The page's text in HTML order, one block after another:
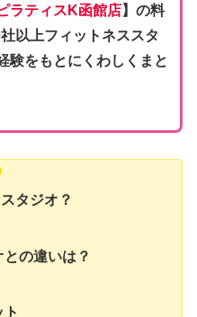
ラティスK函館店】の料
以上フィットネススタ
験をもとにくわしくまと
タジオ？
の違いは？